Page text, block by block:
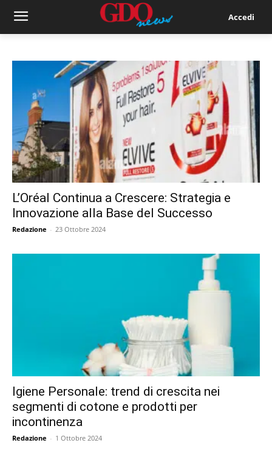
Accedi
L’Oréal Continua a Crescere: Strategia e
Innovazione alla Base del Successo
Redazione - 23 Ottobre 2024
Igiene Personale: trend di crescita nei
segmenti di cotone e prodotti per
incontinenza
Redazione - 1 Ottobre 2024